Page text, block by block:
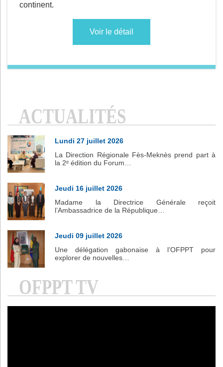
continent.
Voir le détail
ACTUALITÉS
Lundi 27 juillet 2026
La Direction Régionale Fès-Meknès prend part à
la 2ᵉ édition du Forum…
Jeudi 16 juillet 2026
Madame la Directrice Générale reçoit
l’Ambassadrice de la République…
Jeudi 09 juillet 2026
Une délégation gabonaise à l’OFPPT pour
explorer de nouvelles…
OFPPT TV